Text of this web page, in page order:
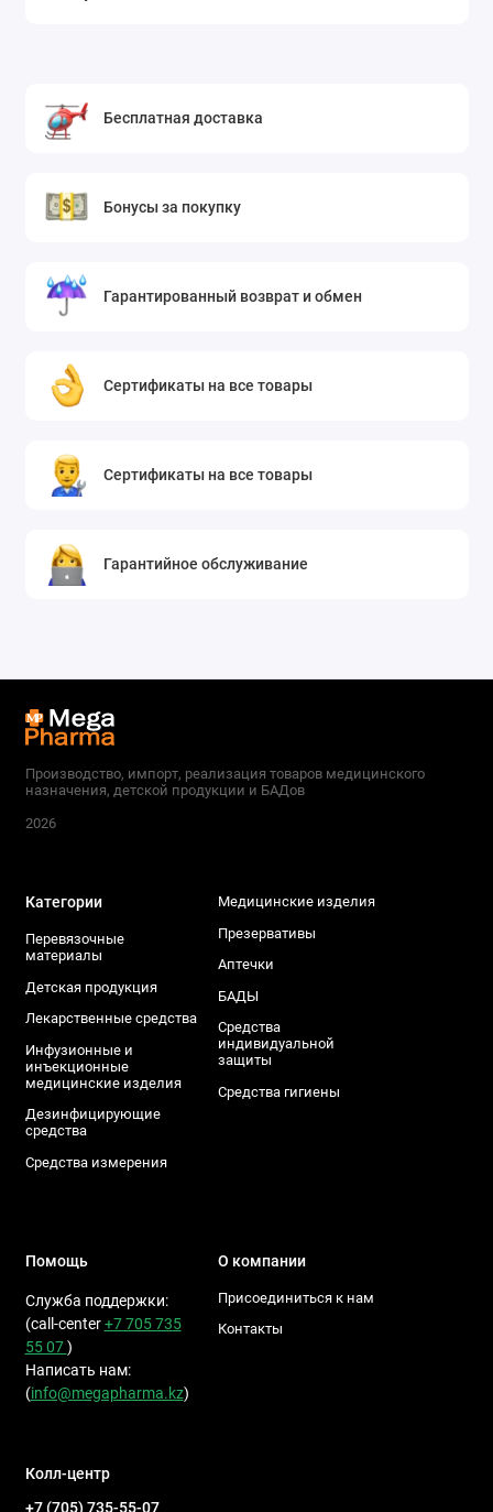
Бесплатная доставка
Бонусы за покупку
Гарантированный возврат и обмен
Сертификаты на все товары
Сертификаты на все товары
Гарантийное обслуживание
Производство, импорт, реализация товаров медицинского
назначения, детской продукции и БАДов
2026
Категории
Перевязочные
материалы
Детская продукция
Лекарственные средства
Инфузионные и
инъекционные
медицинские изделия
Дезинфицирующие
средства
Средства измерения
Медицинские изделия
Презервативы
Аптечки
БАДЫ
Средства
индивидуальной
защиты
Средства гигиены
Помощь
Служба поддержки:
(call-center+7 705 735
55 07)
Написать нам:
(info@megapharma.kz)
О компании
Присоединиться к нам
Контакты
Колл-центр
+7 (705) 735-55-07